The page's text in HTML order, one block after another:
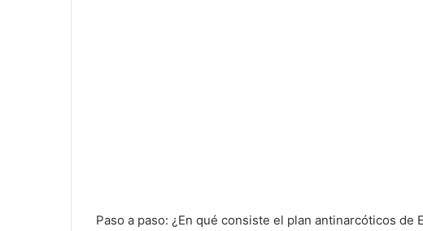
Paso a paso: ¿En qué consiste el plan antinarcóticos de